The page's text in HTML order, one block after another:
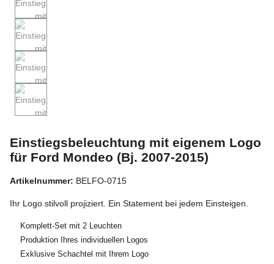
Einstiegsbeleuchtung mit eigenem Logo
für Ford Mondeo (Bj. 2007-2015)
Artikelnummer: BELFO-0715
Ihr Logo stilvoll projiziert. Ein Statement bei jedem Einsteigen.
Komplett-Set mit 2 Leuchten
Produktion Ihres individuellen Logos
Exklusive Schachtel mit Ihrem Logo